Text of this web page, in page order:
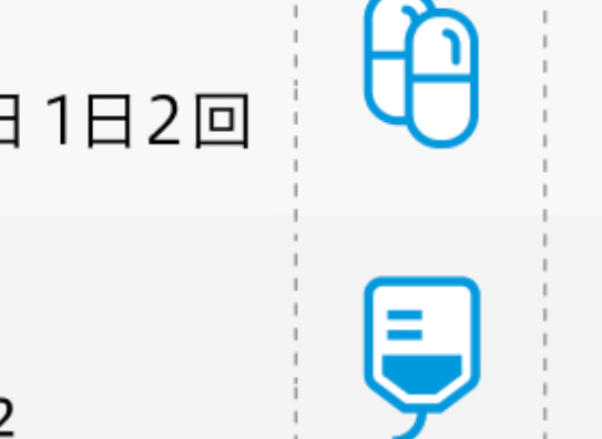
態や､ 実際の薬剤情報やガイドラインを確認の上､ 利用者の判断と責任でご利用ください｡